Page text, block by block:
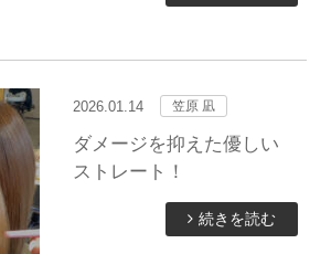
2026.01.14 笠原 凪
ダメージを抑えた優しい
ストレート！
続きを読む